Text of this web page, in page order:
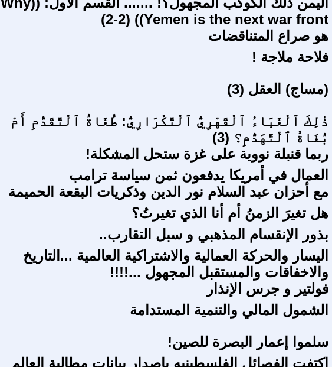
Yemen is the next war front)) (2-2)
هو صراع المتناقضات
فلاحة ملاجة !
(مساج) العقل (3)
ذٰلِكَ ٱلْغَبَاءُ ٱلْقَهْرِيُّ ٱلْتَّكْرَارِيُّ: طُغَاةُ ٱلْتَّقَدُّمِ أَمْ
بُغَاةُ ٱلْتَّهَدُّمِ؟ (3)
ربما قنبلة نووية على غزة ستحل المشكلة!
العمال في أمريكا يدفعون ثمن سياسة ترامب
مع أحزان عبد السلام نور الدين وذكريات البقعة الحميمة
هل تغيرَ الزمنُ أم أنا الذي تغيرتُ؟
بذور الإنقسام المذهبي و سبل التقارب..
اليسار والحركة العمالية والاشتراكية العالمية ...التاريخ
والاخفاقات والمستقبل المجهول ...!!!!
فولتير و جرس الإنذار
الشمول المالي والتنمية المستدامة
سلموا إعمار البصرة للصين!
اكتفت الفصائل الفلسطينيه بإصدار بيانات مطالبة العالم